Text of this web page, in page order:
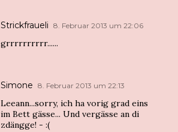
Strickfraueli 8. Februar 2013 um 22:06
grrrrrrrrrr......
Simone 8. Februar 2013 um 22:13
Leeann...sorry, ich ha vorig grad eins
im Bett gässe... Und vergässe an di
zdängge! - :(